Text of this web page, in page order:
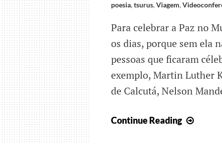
poesia,tsurus,Viagem,
Para celebrar a Paz no
os dias, porque sem ela
pessoas que ficaram
exemplo, Martin Luther
de Calcutá, Nelson
Continue Reading